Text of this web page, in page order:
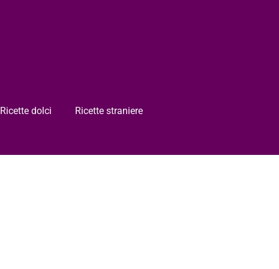
Ricette dolci Ricette straniere